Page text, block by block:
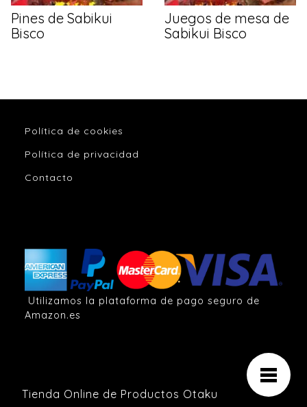
Pines de Sabikui
Bisco
Juegos de mesa de
Sabikui Bisco
Política de cookies
Política de privacidad
Contacto
Utilizamos la plataforma de pago seguro de
Amazon.es
Tienda Online de Productos Otaku